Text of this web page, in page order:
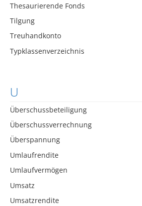
Thesaurierende Fonds
Tilgung
Treuhandkonto
Typklassenverzeichnis
U
Überschussbeteiligung
Überschussverrechnung
Überspannung
Umlaufrendite
Umlaufvermögen
Umsatz
Umsatzrendite